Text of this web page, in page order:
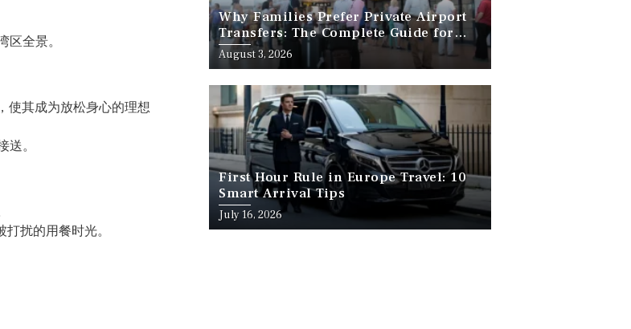
区全景。
使其成为放松身心的理想
。
扰的用餐时光。
Why Families Prefer Private Airport
Transfers: The Complete Guide for
Stress-Free Family Travel
August 3, 2026
First Hour Rule in Europe Travel: 10
Smart Arrival Tips
July 16, 2026